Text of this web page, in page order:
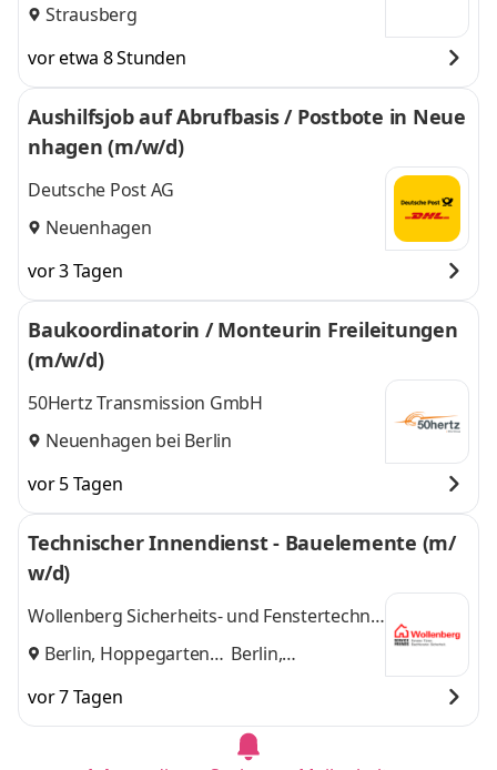
Strausberg
vor etwa 8 Stunden
Aushilfsjob auf Abrufbasis / Postbote in Neue
nhagen (m/w/d)
Deutsche Post AG
Neuenhagen
vor 3 Tagen
Baukoordinatorin / Monteurin Freileitungen
(m/w/d)
50Hertz Transmission GmbH
Neuenhagen bei Berlin
vor 5 Tagen
Technischer Innendienst - Bauelemente (m/
w/d)
Wollenberg Sicherheits- und Fenstertechnik
GmbH
Berlin, Hoppegarten
Berlin,
vor 7 Tagen